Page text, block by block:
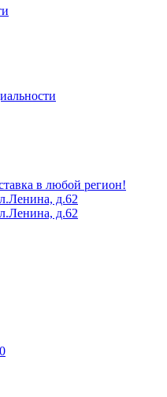
в любой регион!
д.62
д.62
0